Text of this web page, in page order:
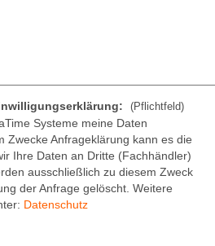
(Pflichtfeld)
Systeme meine Daten
Zwecke Anfrageklärung kann es die
Ihre Daten an Dritte (Fachhändler)
ausschließlich zu diesem Zweck
der Anfrage gelöscht. Weitere
Datenschutz